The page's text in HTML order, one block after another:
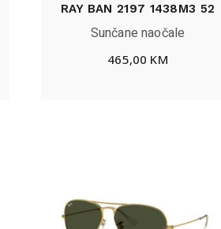
RAY BAN 2197 1438M3 52
Sunčane naočale
465,00 KM